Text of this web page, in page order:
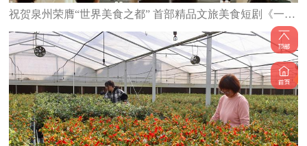
祝贺泉州荣膺“世界美食之都” 首部精品文旅美食短剧《一碗泉州之姜母鸭》6日上线